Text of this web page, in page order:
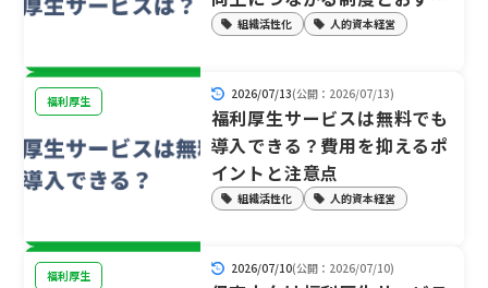
組織活性化 人的資本経営
めサービスを紹介
福利厚生
組織活性化 人的資本経営
2026/07/13(公開：2026/07/13)
福利厚生サービスは無料でも
導入できる？費用を抑えるポ
イントと注意点
福利厚生 2026/07/10(公開：2026/07/10)